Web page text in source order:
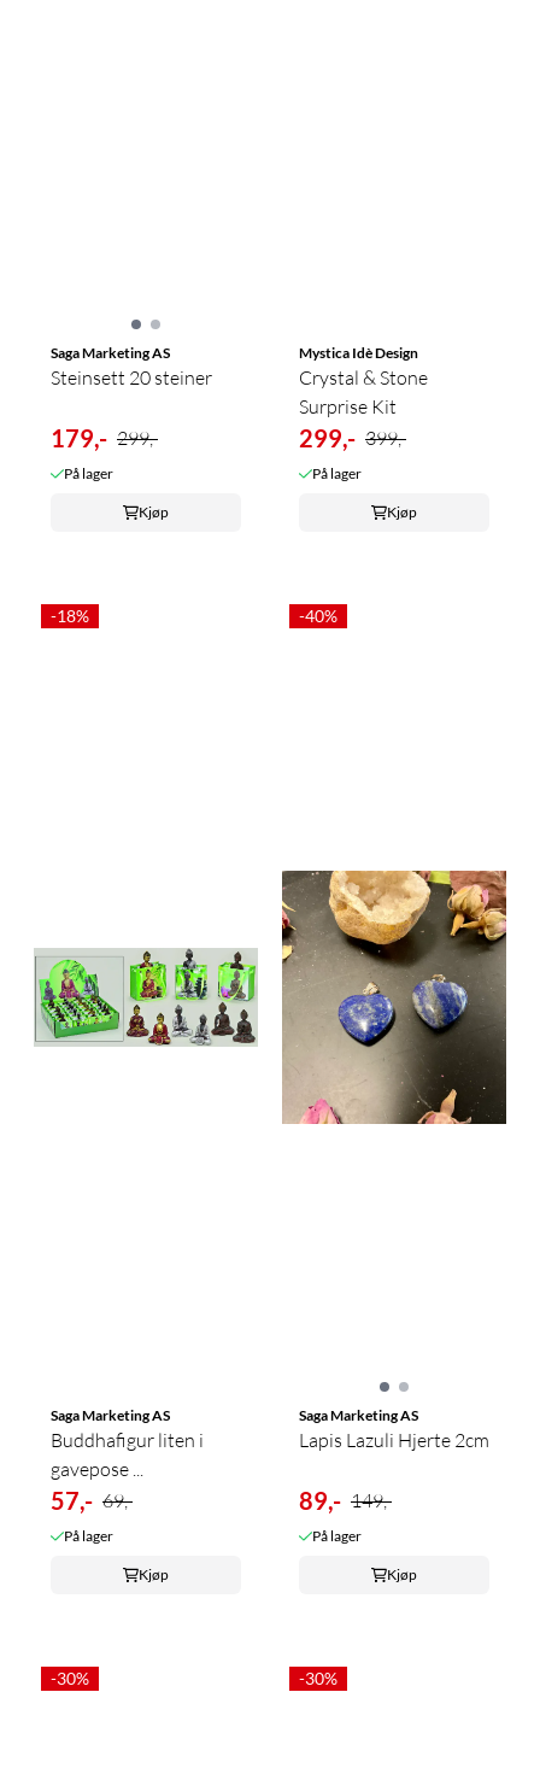
Saga Marketing AS
Steinsett 20 steiner
179,- 299,-
På lager
Kjøp
Mystica Idè Design
Crystal & Stone
Surprise Kit
299,- 399,-
På lager
Kjøp
-18%
Saga Marketing AS
Buddhafigur liten i
gavepose ...
57,- 69,-
På lager
Kjøp
-40%
Saga Marketing AS
Lapis Lazuli Hjerte 2cm
89,- 149,-
På lager
Kjøp
-30% -30%